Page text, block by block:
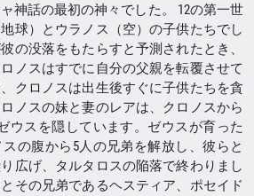
神話の最初の神々でした。 12の第一世
球）とウラノス（空）の子供たちでし
の没落をもたらすと予測されたとき、
ノスはすでに自分の父親を転覆させて
クロノスは出生後すぐに子供たちを貪
ノスの妹と妻のレアは、クロノスから
ウスを隠しています。ゼウスが育った
の腹から5人の兄弟を解放し、彼らと
広げ、タルタロスの陥落で終わりまし
その兄弟であるヘスティア、ポセイド